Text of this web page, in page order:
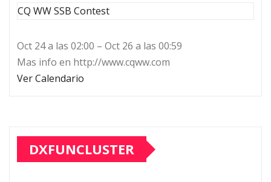
CQ WW SSB Contest
Oct 24 a las 02:00 – Oct 26 a las 00:59
Mas info en http://www.cqww.com
Ver Calendario
DXFUNCLUSTER